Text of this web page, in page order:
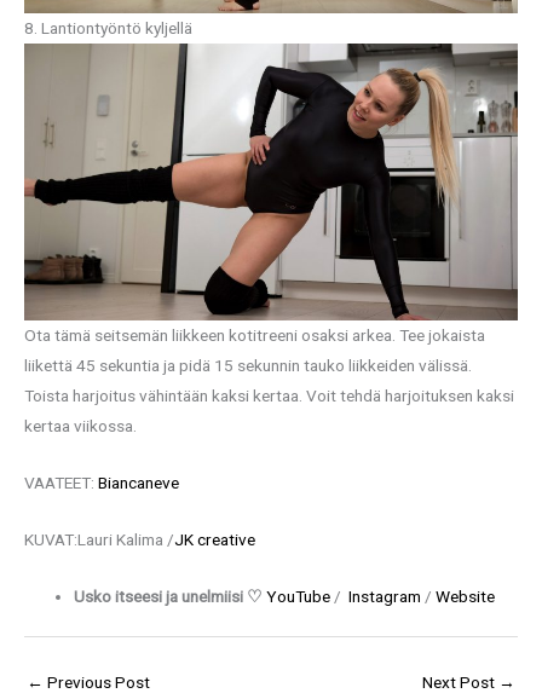
8. Lantiontyöntö kyljellä
Ota tämä seitsemän liikkeen kotitreeni osaksi arkea. Tee jokaista
liikettä 45 sekuntia ja pidä 15 sekunnin tauko liikkeiden välissä.
Toista harjoitus vähintään kaksi kertaa. Voit tehdä harjoituksen kaksi
kertaa viikossa.
VAATEET: Biancaneve
KUVAT:Lauri Kalima /JK creative
Usko itseesi ja unelmiisi ♡YouTube / Instagram /Website
← Previous Post Next Post →